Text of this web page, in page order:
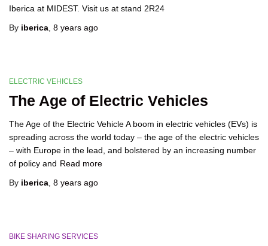
Iberica at MIDEST. Visit us at stand 2R24
By iberica 8 years ago
ELECTRIC VEHICLES
The Age of Electric Vehicles
The Age of the Electric Vehicle A boom in electric vehicles (EVs) is
spreading across the world today – the age of the electric vehicles
– with Europe in the lead, and bolstered by an increasing number
of policy and Read more
By iberica 8 years ago
BIKE SHARING SERVICES